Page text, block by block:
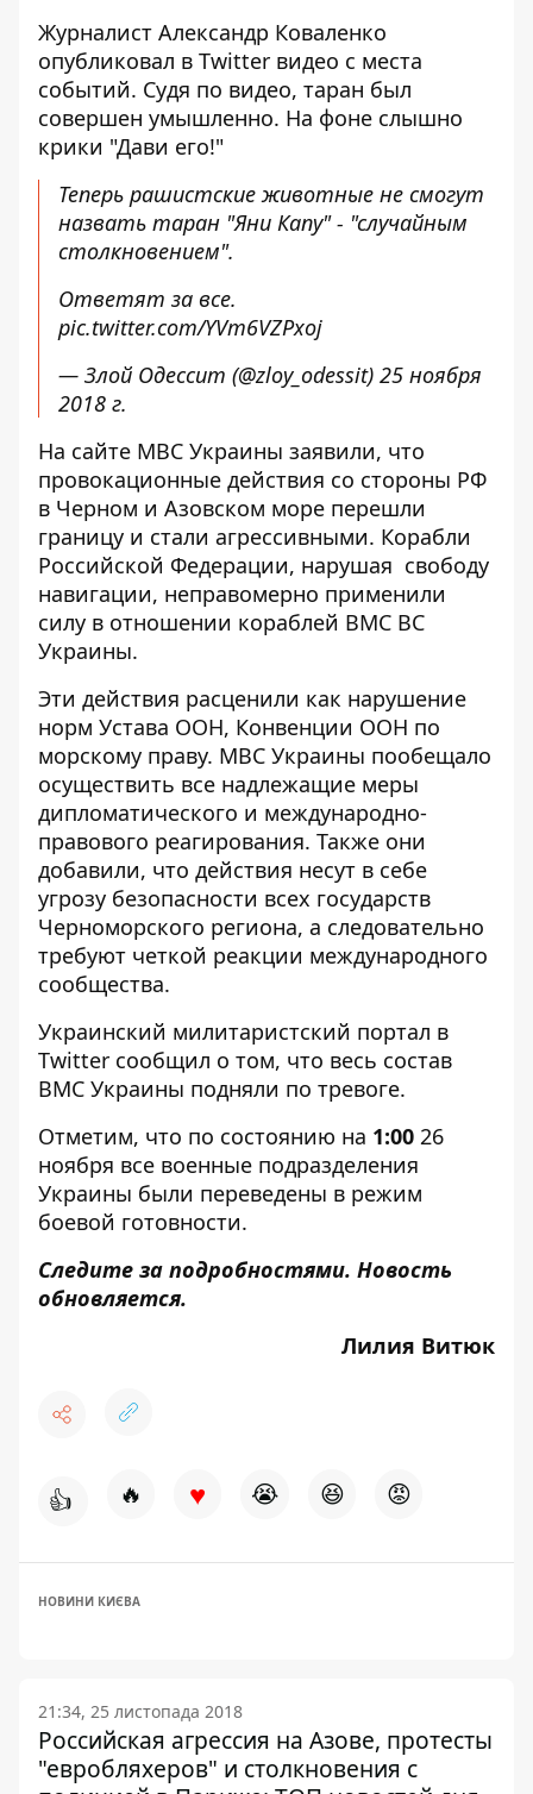
Журналист Александр Коваленко
опубликовал в Twitter видео с места
событий. Судя по видео, таран был
совершен умышленно. На фоне слышно
крики "Дави его!"
Теперь рашистские животные не смогут
назвать таран "Яни Капу" - "случайным
столкновением".
Ответят за все.
pic.twitter.com/YVm6VZPxoj
— Злой Одессит (@zloy_odessit) 25 ноября
2018 г.
На сайте МВС Украины заявили, что
провокационные действия со стороны РФ
в Черном и Азовском море перешли
границу и стали агрессивными. Корабли
Российской Федерации, нарушая свободу
навигации, неправомерно применили
силу в отношении кораблей ВМС ВС
Украины.
Эти действия расценили как нарушение
норм Устава ООН, Конвенции ООН по
морскому праву. МВС Украины пообещало
осуществить все надлежащие меры
дипломатического и международно-
правового реагирования. Также они
добавили, что действия несут в себе
угрозу безопасности всех государств
Черноморского региона, а следовательно
требуют четкой реакции международного
сообщества.
Украинский милитаристский портал в
Twitter сообщил о том, что весь состав
ВМС Украины подняли по тревоге.
Отметим, что по состоянию на 1:00 26
ноября все военные подразделения
Украины были переведены в режим
боевой готовности.
Следите за подробностями. Новость
обновляется.
Лилия Витюк
👍 🔥 ♥ 😭 😆 😡
НОВИНИ КИЄВА
21:34, 25 листопада 2018
Российская агрессия на Азове, протесты
"евробляхеров" и столкновения с